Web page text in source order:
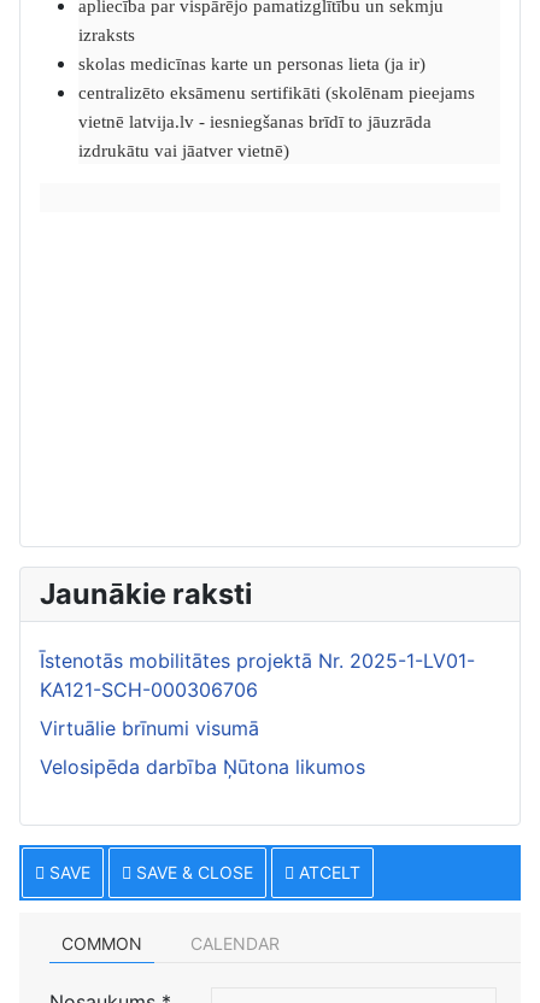
apliecība par vispārējo pamatizglītību un sekmju
izraksts
skolas medicīnas karte un personas lieta (ja ir)
centralizēto eksāmenu sertifikāti (skolēnam pieejams
vietnē latvija.lv - iesniegšanas brīdī to jāuzrāda
izdrukātu vai jāatver vietnē)
Jaunākie raksti
Īstenotās mobilitātes projektā Nr. 2025-1-LV01-
KA121-SCH-000306706
Virtuālie brīnumi visumā
Velosipēda darbība Ņūtona likumos
SAVE SAVE & CLOSE ATCELT
COMMON CALENDAR